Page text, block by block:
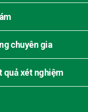
chuyên gia
quả xét nghiệm